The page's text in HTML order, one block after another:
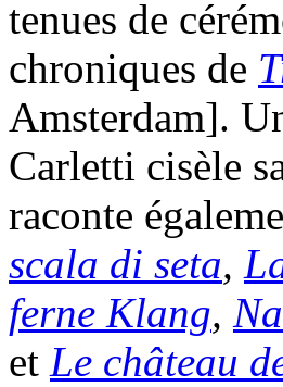
tenues de
chroniques de
Amsterdam].
Carletti cisèle
raconte
scala di seta,
ferne Klang,
et Le château